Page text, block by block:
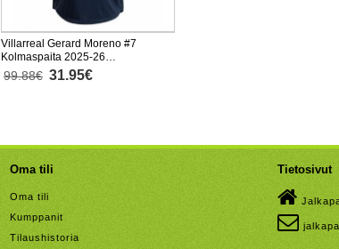
Villarreal Gerard Moreno #7
Kolmaspaita 2025-26
Lyhythihainen
99.88€ 31.95€
Oma tili
Oma tili
Kumppanit
Tilaushistoria
Tietosivut